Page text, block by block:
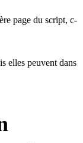
page du script, c-
elles peuvent dans